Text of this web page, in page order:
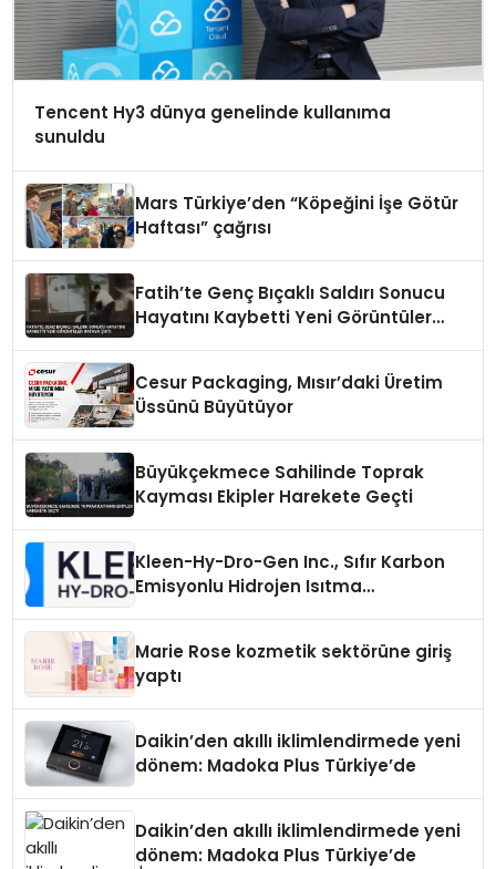
Tencent Hy3 dünya genelinde kullanıma
sunuldu
Mars Türkiye’den “Köpeğini İşe Götür
Haftası” çağrısı
Fatih’te Genç Bıçaklı Saldırı Sonucu
Hayatını Kaybetti Yeni Görüntüler
Cesur Packaging, Mısır’daki Üretim
Üssünü Büyütüyor
Büyükçekmece Sahilinde Toprak
Kayması Ekipler Harekete Geçti
Kleen-Hy-Dro-Gen Inc., Sıfır Karbon
Emisyonlu Hidrojen Isıtma
Marie Rose kozmetik sektörüne giriş
yaptı
Daikin’den akıllı iklimlendirmede yeni
dönem: Madoka Plus Türkiye’de
Daikin’den akıllı iklimlendirmede yeni
dönem: Madoka Plus Türkiye’de